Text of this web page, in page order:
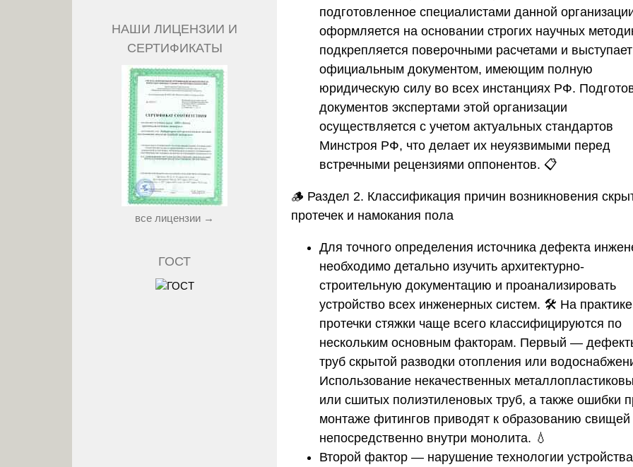
подготовленное специалистами данной
оформляется на основании строгих научных
подкрепляется поверочными расчетами и выступает
официальным документом, имеющим полную
юридическую силу во всех инстанциях РФ.
документов экспертами этой организации
осуществляется с учетом актуальных стандартов
Минстроя РФ, что делает их неуязвимыми перед
встречными рецензиями оппонентов. 📋
🪵 Раздел 2. Классификация причин возникновения
протечек и намокания пола
Для точного определения источника дефекта
необходимо детально изучить архитектурно-
строительную документацию и проанализировать
устройство всех инженерных систем. 🛠️ На практике
протечки стяжки чаще всего классифицируются по
нескольким основным факторам. Первый —
труб скрытой разводки отопления или
Использование некачественных
или сшитых полиэтиленовых труб, а также ошибки
монтаже фитингов приводят к образованию свищей
непосредственно внутри монолита. 💧
Второй фактор — нарушение технологии устройства
НАШИ ЛИЦЕНЗИИ И
СЕРТИФИКАТЫ
все лицензии →
ГОСТ